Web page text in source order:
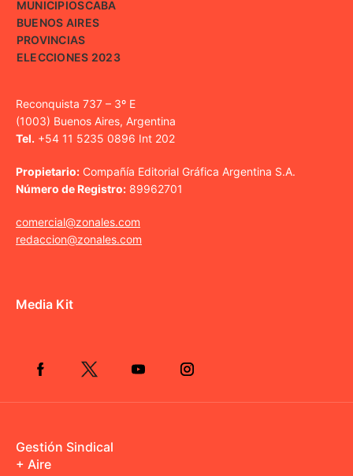
MUNICIPIOSCABA
BUENOS AIRES
PROVINCIAS
ELECCIONES 2023
Reconquista 737 – 3º E
(1003) Buenos Aires, Argentina
Tel. +54 11 5235 0896 Int 202
Propietario: Compañía Editorial Gráfica Argentina S.A.
Número de Registro: 89962701
comercial@zonales.com
redaccion@zonales.com
Media Kit
Gestión Sindical
+ Aire